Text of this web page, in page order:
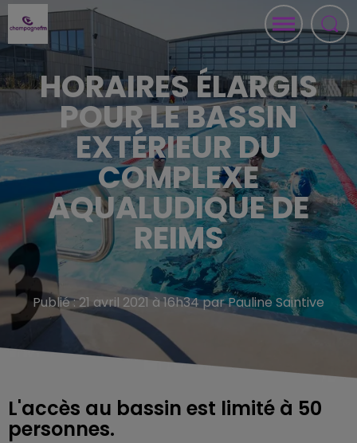
HORAIRES ÉLARGIS
POUR LE BASSIN
EXTÉRIEUR DU
COMPLEXE
AQUALUDIQUE DE
REIMS
Publié : 21 avril 2021 à 16h34 par Pauline Saintive
L'accès au bassin est limité à 50
personnes.